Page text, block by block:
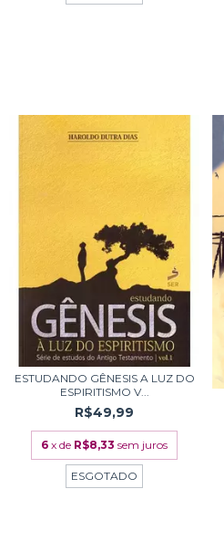
ESTUDANDO GÊNESIS A LUZ DO
ESPIRITISMO V...
R$49,99
6 x de R$8,33 sem juros
ESGOTADO